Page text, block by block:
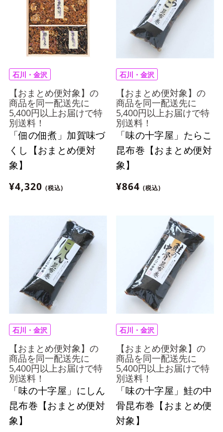
石川・金沢
【おまとめ便対象】の
商品を同一配送先に
5,400円以上お届けで特
別送料！
「佃の佃煮」加賀味づ
くし【おまとめ便対
象】
¥4,320 (税込)
石川・金沢
【おまとめ便対象】の
商品を同一配送先に
5,400円以上お届けで特
別送料！
「味の十字屋」たらこ
昆布巻【おまとめ便対
象】
¥864 (税込)
石川・金沢
【おまとめ便対象】の
商品を同一配送先に
5,400円以上お届けで特
別送料！
「味の十字屋」にしん
昆布巻【おまとめ便対
象】
石川・金沢
【おまとめ便対象】の
商品を同一配送先に
5,400円以上お届けで特
別送料！
「味の十字屋」鮭の中
骨昆布巻【おまとめ便
対象】